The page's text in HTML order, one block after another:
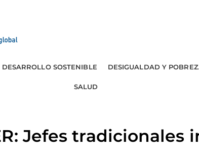
DESARROLLO SOSTENIBLE DESIGUALDAD Y
SALUD
Jefes tradicionales